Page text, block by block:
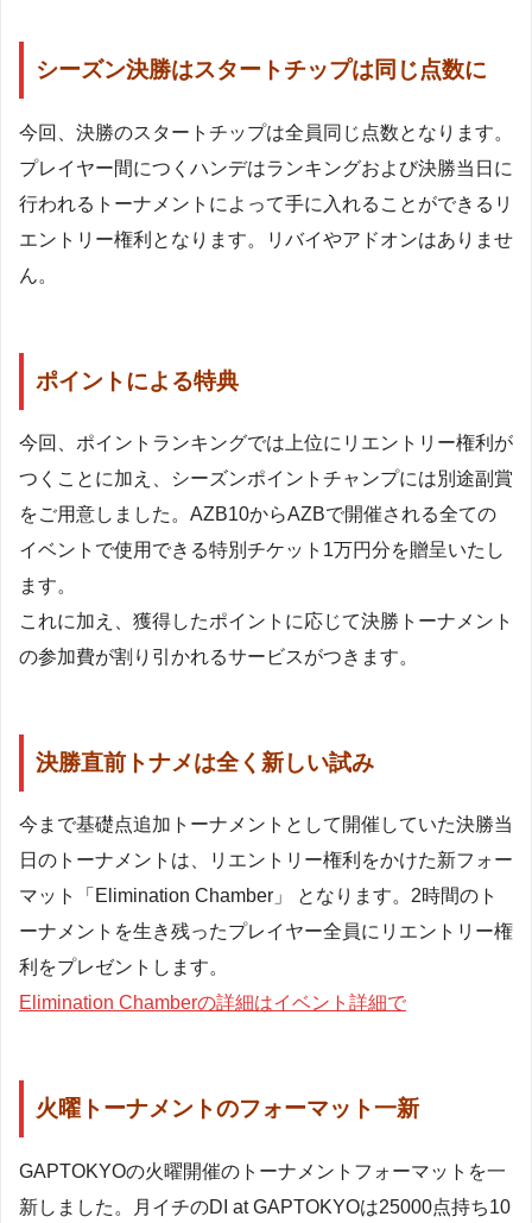
シーズン決勝はスタートチップは同じ点数に
今回、決勝のスタートチップは全員同じ点数となります。
プレイヤー間につくハンデはランキングおよび決勝当日に
行われるトーナメントによって手に入れることができるリ
エントリー権利となります。リバイやアドオンはありませ
ん。
ポイントによる特典
今回、ポイントランキングでは上位にリエントリー権利が
つくことに加え、シーズンポイントチャンプには別途副賞
をご用意しました。AZB10からAZBで開催される全ての
イベントで使用できる特別チケット1万円分を贈呈いたし
ます。
これに加え、獲得したポイントに応じて決勝トーナメント
の参加費が割り引かれるサービスがつきます。
決勝直前トナメは全く新しい試み
今まで基礎点追加トーナメントとして開催していた決勝当
日のトーナメントは、リエントリー権利をかけた新フォー
マット「Elimination Chamber」 となります。2時間のト
ーナメントを生き残ったプレイヤー全員にリエントリー権
利をプレゼントします。
Elimination Chamberの詳細はイベント詳細で
火曜トーナメントのフォーマット一新
GAPTOKYOの火曜開催のトーナメントフォーマットを一
新しました。月イチのDI at GAPTOKYOは25000点持ち10